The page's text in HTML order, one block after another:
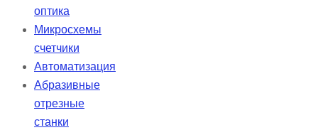
оптика
Микросхемы
счетчики
Автоматизация
Абразивные
отрезные
станки